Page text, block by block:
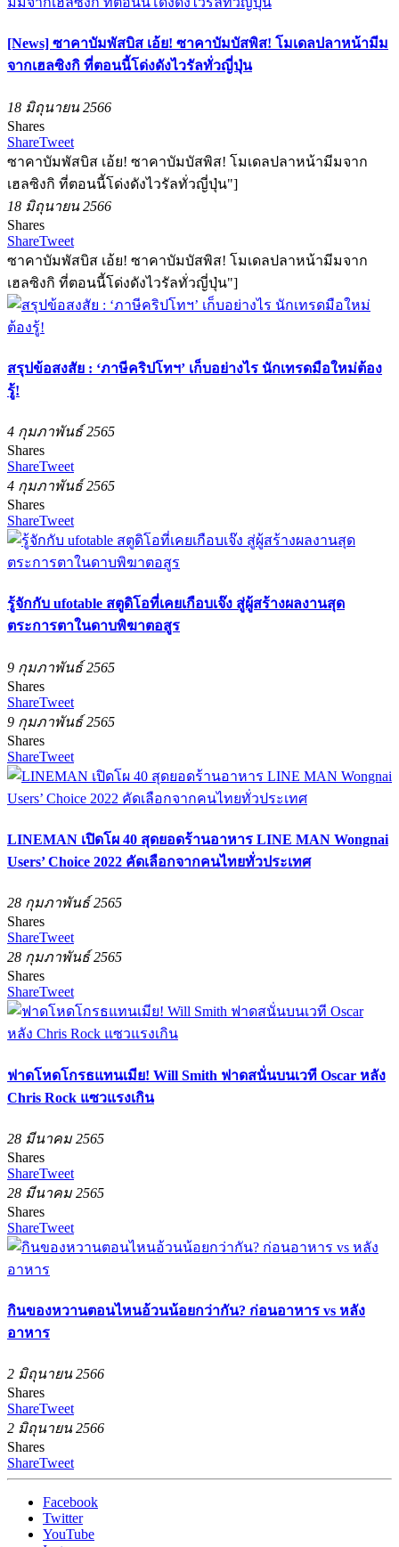
[News] ซาคาบัมพัสบิส เอ้ย! ซาคาบัมบัสพิส! โมเดลปลาหน้ามีม
จากเฮลซิงกิ ที่ตอนนี้โด่งดังไวรัลทั่วญี่ปุ่น
18 มิถุนายน 2566
Shares
ShareTweet
ซาคาบัมพัสบิส เอ้ย! ซาคาบัมบัสพิส! โมเดลปลาหน้ามีมจาก
เฮลซิงกิ ที่ตอนนี้โด่งดังไวรัลทั่วญี่ปุ่น"]
18 มิถุนายน 2566
Shares
ShareTweet
ซาคาบัมพัสบิส เอ้ย! ซาคาบัมบัสพิส! โมเดลปลาหน้ามีมจาก
เฮลซิงกิ ที่ตอนนี้โด่งดังไวรัลทั่วญี่ปุ่น"]
สรุปข้อสงสัย : ‘ภาษีคริปโทฯ’ เก็บอย่างไร นักเทรดมือใหม่ต้อง
รู้!
4 กุมภาพันธ์ 2565
Shares
ShareTweet
4 กุมภาพันธ์ 2565
Shares
ShareTweet
รู้จักกับ ufotable สตูดิโอที่เคยเกือบเจ๊ง สู่ผู้สร้างผลงานสุด
ตระการตาในดาบพิฆาตอสูร
9 กุมภาพันธ์ 2565
Shares
ShareTweet
9 กุมภาพันธ์ 2565
Shares
ShareTweet
LINEMAN เปิดโผ 40 สุดยอดร้านอาหาร LINE MAN Wongnai
Users’ Choice 2022 คัดเลือกจากคนไทยทั่วประเทศ
28 กุมภาพันธ์ 2565
Shares
ShareTweet
28 กุมภาพันธ์ 2565
Shares
ShareTweet
ฟาดโหดโกรธแทนเมีย! Will Smith ฟาดสนั่นบนเวที Oscar หลัง
Chris Rock แซวแรงเกิน
28 มีนาคม 2565
Shares
ShareTweet
28 มีนาคม 2565
Shares
ShareTweet
กินของหวานตอนไหนอ้วนน้อยกว่ากัน? ก่อนอาหาร vs หลัง
อาหาร
2 มิถุนายน 2566
Shares
ShareTweet
2 มิถุนายน 2566
Shares
ShareTweet
Facebook
Twitter
YouTube